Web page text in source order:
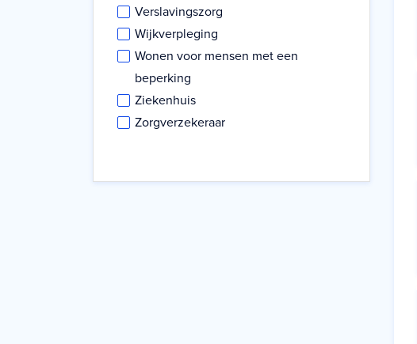
Verslavingszorg
Wijkverpleging
Wonen voor mensen met een
beperking
Ziekenhuis
Zorgverzekeraar